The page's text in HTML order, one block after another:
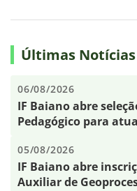
Últimas Notícias
06/08/2026
IF Baiano abre
Pedagógico para
05/08/2026
IF Baiano abre
Auxiliar de